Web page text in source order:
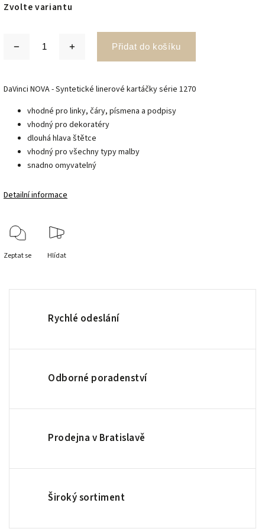
Zvolte variantu
Přidat do košíku
DaVinci NOVA - Syntetické linerové kartáčky série 1270
vhodné pro linky, čáry, písmena a podpisy
vhodný pro dekoratéry
dlouhá hlava štětce
vhodný pro všechny typy malby
snadno omyvatelný
Detailní informace
Zeptat se Hlídat
Rychlé odeslání
Odborné poradenství
Prodejna v Bratislavě
Široký sortiment